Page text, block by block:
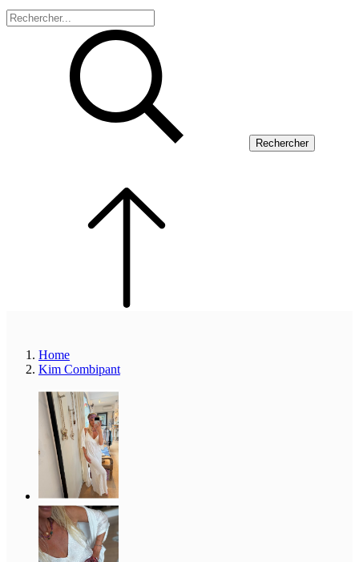
Rechercher
Home
Kim Combipant